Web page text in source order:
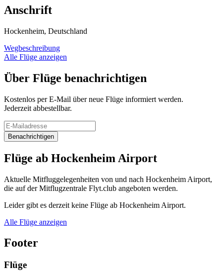
Anschrift
Hockenheim, Deutschland
Wegbeschreibung
Alle Flüge anzeigen
Über Flüge benachrichtigen
Kostenlos per E-Mail über neue Flüge informiert werden.
Jederzeit abbestellbar.
Benachrichtigen
Flüge ab Hockenheim Airport
Aktuelle Mitfluggelegenheiten von und nach Hockenheim Airport,
die auf der Mitflugzentrale Flyt.club angeboten werden.
Leider gibt es derzeit keine Flüge ab Hockenheim Airport.
Alle Flüge anzeigen
Footer
Flüge